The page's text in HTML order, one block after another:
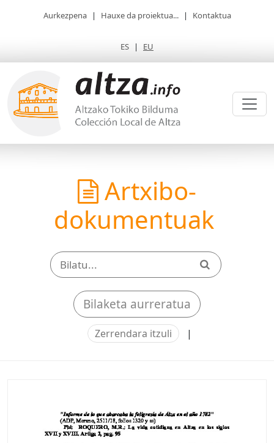
Aurkezpena | Hauxe da proiektua... | Kontaktua
ES | EU
Artxibo-
dokumentuak
Bilaketa aurreratua
Zerrendara itzuli |